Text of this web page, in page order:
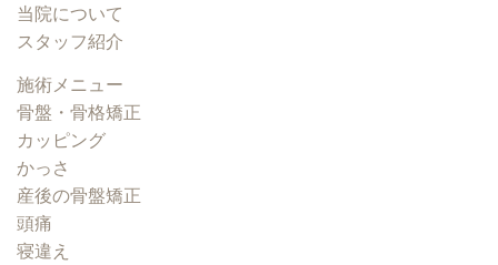
当院について
スタッフ紹介
施術メニュー
骨盤・骨格矯正
カッピング
かっさ
産後の骨盤矯正
頭痛
寝違え